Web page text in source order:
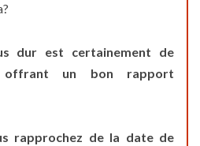
dur est certainement de
un bon rapport
rapprochez de la date de